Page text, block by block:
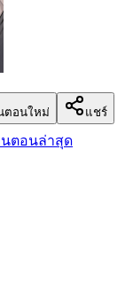
ตอนใหม่ แชร์
ตอนล่าสุด